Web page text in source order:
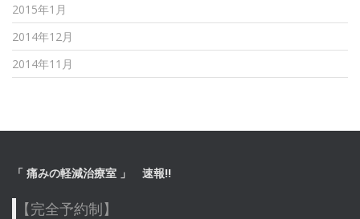
2015年1月
2014年12月
2014年11月
「 痛みの軽減治療室 」 速報!!
【完全予約制】